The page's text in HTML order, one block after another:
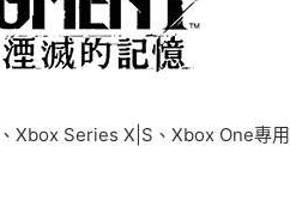
Series X|S、Xbox One專